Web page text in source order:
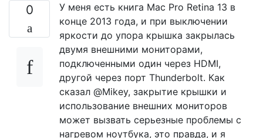
0
У меня есть книга Mac Pro Retina 13 в
конце 2013 года, и при выключении
яркости до упора крышка закрылась
двумя внешними мониторами,
подключенными один через HDMI,
другой через порт Thunderbolt. Как
сказал @Mikey, закрытие крышки и
использование внешних мониторов
может вызвать серьезные проблемы с
нагревом ноутбука, это правда, и я